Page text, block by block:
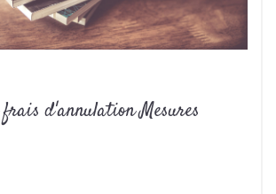
d'annulation Mesures